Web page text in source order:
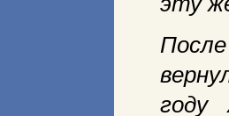
году